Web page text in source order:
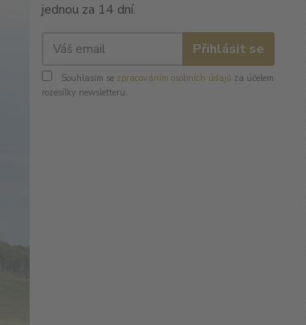
jednou za 14 dní.
Přihlásit se
Souhlasím se zpracováním osobních údajů za účelem
rozesílky newsletteru.